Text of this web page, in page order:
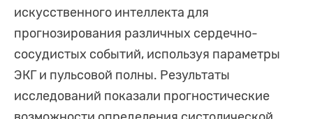
искусственного интеллекта для
прогнозирования различных сердечно-
сосудистых событий, используя параметры
ЭКГ и пульсовой полны. Результаты
исследований показали прогностические